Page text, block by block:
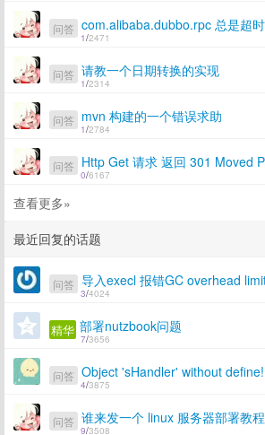
1/2471
问答
1/2314
问答 请教一个日期转换的实现
1/2784
问答 mvn 构建的一个错误求助
0/6167
问答
查看更多»
最近回复的话题
3/4024
问答
7/3656
精华 部署nutzbook问题
4/3875
问答 Object 'sHandler' without define!
9/3508
问答 谁来发一个 linux 服务器部署教程